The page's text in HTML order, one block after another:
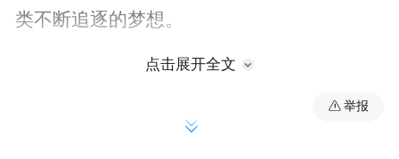
类不断追逐的梦想。
公司开创“无焊料焊接”技术，打破黄金发展
点击展开全文
举报